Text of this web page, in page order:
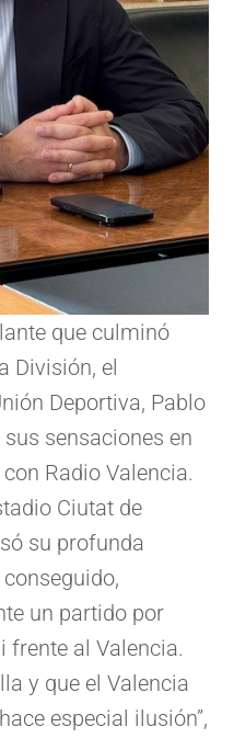
que culminó
División, el
Deportiva, Pablo
sensaciones en
Radio Valencia.
Ciutat de
su profunda
un partido por
frente al Valencia.
y que el Valencia
especial ilusión”,